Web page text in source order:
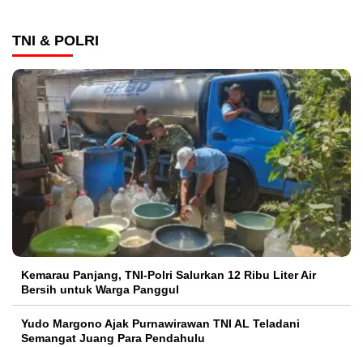
TNI & POLRI
Kemarau Panjang, TNI-Polri Salurkan 12 Ribu Liter Air
Bersih untuk Warga Panggul
Yudo Margono Ajak Purnawirawan TNI AL Teladani
Semangat Juang Para Pendahulu